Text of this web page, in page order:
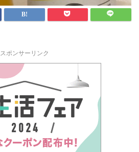
スポンサーリンク